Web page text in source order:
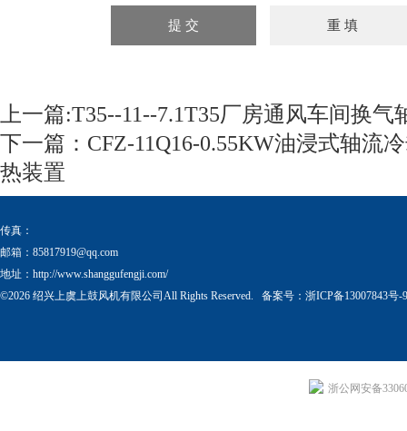
上一篇:T35--11--7.1T35厂房通风车间换气
下一篇： CFZ-11Q16-0.55KW油浸式轴流
热装置
传真：
邮箱： 85817919@qq.com
地址：http://www.shanggufengji.com/
©2026 绍兴上虞上鼓风机有限公司All Rights Reserved. 备案号： 浙ICP备13007843号-9
浙公网安备